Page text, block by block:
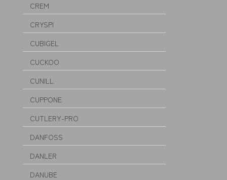
CREM
CRYSPI
CUBIGEL
CUCKOO
CUNILL
CUPPONE
CUTLERY-PRO
DANFOSS
DANLER
DANUBE